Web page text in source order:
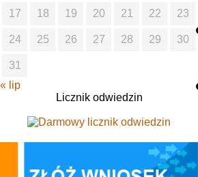
17 18 19 20 21 22 23
24 25 26 27 28 29 30
31
« lip
Licznik odwiedzin